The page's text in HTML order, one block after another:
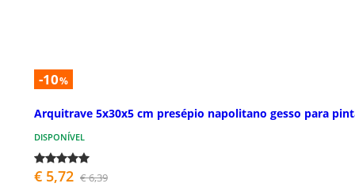
-10%
Arquitrave 5x30x5 cm presépio napolitano gesso para
DISPONÍVEL
€ 5,72 € 6,39